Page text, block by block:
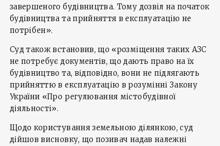
завершеного будівництва. Тому дозвіл на початок
будівництва та прийняття в експлуатацію не
потрібен».
Суд також встановив, що «розміщення таких АЗС
не потребує документів, що дають право на їх
будівництво та, відповідно, вони не підлягають
прийняттю в експлуатацію в розумінні Закону
України «Про регулювання містобудівної
діяльності».
Щодо користування земельною ділянкою, суд
дійшов висновку, що позивач надав належні